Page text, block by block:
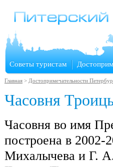
Советы туристам
Главная > Достопримечательности
Часовня
Часовня во имя
построена в
Михалычева и Г.